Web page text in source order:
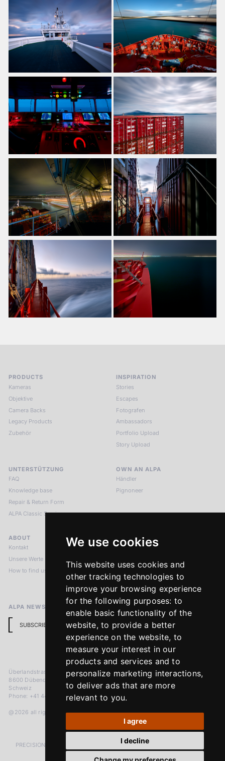
We use cookies
This website uses cookies and
other tracking technologies to
improve your browsing experience
for the following purposes: to
enable basic functionality of the
website,to provide a better
experience on the website, to
measure your interest in our
products and services and to
personalize marketing interactions,
to deliver ads that are more
relevant to you.
I agree
I decline
PRODUCTS
Kameras
Objektive
Camera Backs
Legacy Products
Zubehör
INSPIRATION
Stories
Escapes
Fotografen
Ambassadors
Portfolio Upload
Story Upload
UNTERSTÜTZUNG
FAQ
Knowledge base
Repair & Return Form
ALPA Classic Services
OWN AN ALPA
Händler
Pignoneer
ABOUT
Kontakt
Unsere Werte
How to find us
LEGAL NOTICES
Impressum
Return Policy
ALPA NEWSLETTER
SUBSCRIBE
Überlandstrasse 241
8600 Dübendorf
Schweiz
Phone: +41 44 383 92 22
@2026 all rights reserved
PRECISION MEASURED IN MICRONS. PASSION MEASURED IN DECADES